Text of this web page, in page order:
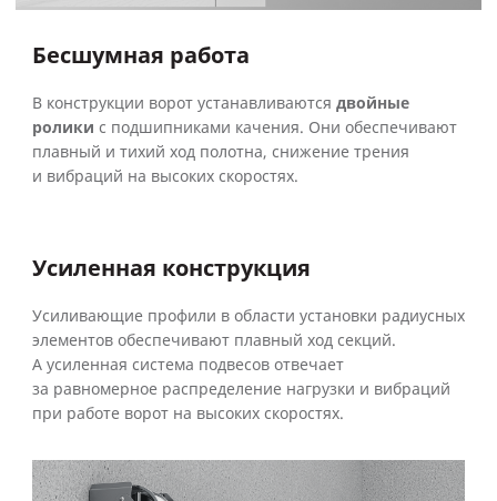
Бесшумная работа
В конструкции ворот устанавливаются двойные
ролики с подшипниками качения. Они обеспечивают
плавный и тихий ход полотна, снижение трения
и вибраций на высоких скоростях.
Усиленная конструкция
Усиливающие профили в области установки радиусных
элементов обеспечивают плавный ход секций.
А усиленная система подвесов отвечает
за равномерное распределение нагрузки и вибраций
при работе ворот на высоких скоростях.